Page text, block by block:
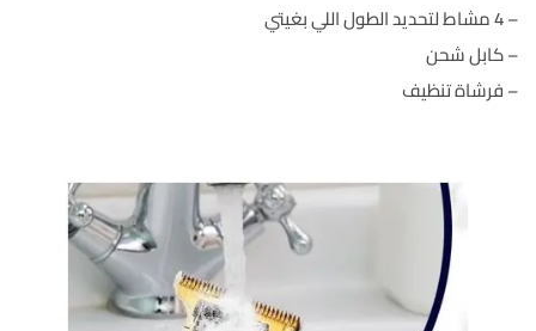
– 4 مشاط لتحديد الطول اللي بغيتي
– كابل شحن
– فرشاة تنظيف